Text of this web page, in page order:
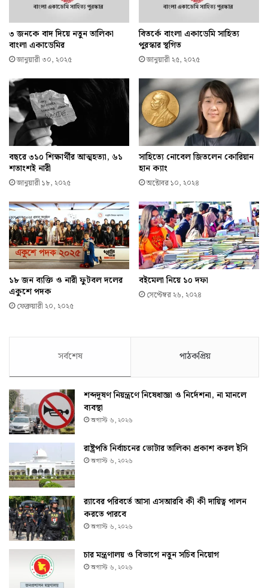
৩ জনকে বাদ দিয়ে নতুন তালিকা
বাংলা একাডেমির
জানুয়ারী ৩০, ২০২৫
বিতর্কে বাংলা একাডেমি সাহিত্য
পুরস্কার স্থগিত
জানুয়ারী ২৫, ২০২৫
বছরে ৩১০ শিক্ষার্থীর আত্মহত্যা, ৬১
শতাংশই নারী
জানুয়ারী ১৮, ২০২৫
সাহিত্যে নোবেল জিতলেন কোরিয়ান
হান ক্যাং
অক্টোবর ১০, ২০২৪
১৮ জন ব্যক্তি ও নারী ফুটবল দলের
একুশে পদক
ফেব্রুয়ারী ২০, ২০২৫
বইমেলা নিয়ে ১০ দফা
সেপ্টেম্বর ২৬, ২০২৪
সর্বশেষ পাঠকপ্রিয়
শব্দদূষণ নিয়ন্ত্রণে নিষেধাজ্ঞা ও নির্দেশনা, না মানলে
ব্যবস্থা
অগাস্ট ৬, ২০২৬
রাষ্ট্রপতি নির্বাচনের ভোটার তালিকা প্রকাশ করল ইসি
অগাস্ট ৬, ২০২৬
র‌্যাবের পরিবর্তে আসা এসআরবি কী কী দায়িত্ব পালন
করতে পারবে
অগাস্ট ৬, ২০২৬
চার মন্ত্রণালয় ও বিভাগে নতুন সচিব নিয়োগ
অগাস্ট ৬, ২০২৬